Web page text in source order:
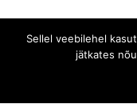
Sellel veebilehel
jätkates